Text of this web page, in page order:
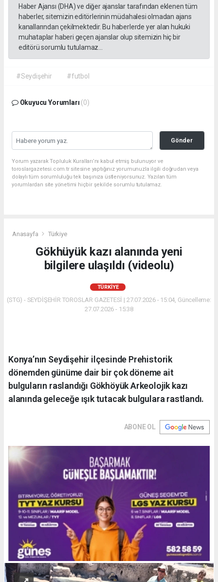
Haber Ajansı (DHA) ve diğer ajanslar tarafından eklenen tüm
haberler, sitemizin editörlerinin müdahalesi olmadan ajans
kanallarından çekilmektedir. Bu haberlerde yer alan hukuki
muhataplar haberi geçen ajanslar olup sitemizin hiç bir
editörü sorumlu tutulamaz...
#Seydişehir #futbol
Okuyucu Yorumları (0)
Gönder
Yorum yazarak Topluluk Kuralları’nı kabul etmiş bulunuyor ve
toroslargazetesi.com.tr sitesine yaptığınız yorumunuzla ilgili doğrudan veya
dolaylı tüm sorumluluğu tek başınıza üstleniyorsunuz. Yazılan tüm
yorumlardan site yönetimi hiçbir şekilde sorumlu tutulamaz.
Anasayfa Türkiye
Gökhüyük kazı alanında yeni
bilgilere ulaşıldı (videolu)
TÜRKIYE
(STG) - SEYDİŞEHİR TOROSLAR GAZETESİ | 27.07.2026 - 15:04, Güncelleme:
27.07.2026 - 15:38
Konya’nın Seydişehir ilçesinde Prehistorik
dönemden günüme dair bir çok döneme ait
bulguların raslandığı Gökhöyük Arkeolojik kazı
alanında geleceğe ışık tutacak bulgulara rastlandı.
ABONE OL